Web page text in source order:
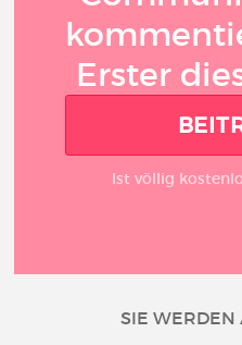
Erster
Ist völlig
SIE WERDEN